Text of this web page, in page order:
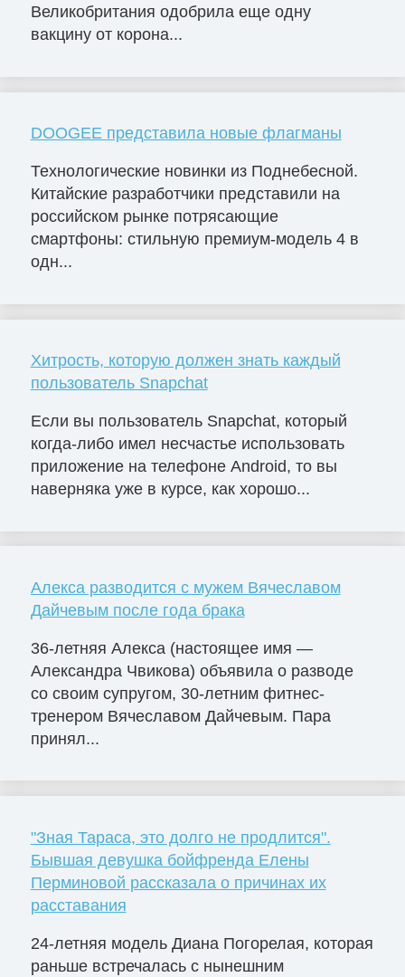
Великобритания одобрила еще одну
вакцину от корона...
DOOGEE представила новые флагманы
Технологические новинки из Поднебесной.
Китайские разработчики представили на
российском рынке потрясающие
смартфоны: стильную премиум-модель 4 в
одн...
Хитрость, которую должен знать каждый
пользователь Snapchat
Если вы пользователь Snapchat, который
когда-либо имел несчастье использовать
приложение на телефоне Android, то вы
наверняка уже в курсе, как хорошо...
Алекса разводится с мужем Вячеславом
Дайчевым после года брака
36-летняя Алекса (настоящее имя —
Александра Чвикова) объявила о разводе
со своим супругом, 30-летним фитнес-
тренером Вячеславом Дайчевым. Пара
принял...
"Зная Тараса, это долго не продлится".
Бывшая девушка бойфренда Елены
Перминовой рассказала о причинах их
расставания
24-летняя модель Диана Погорелая, которая
раньше встречалась с нынешним